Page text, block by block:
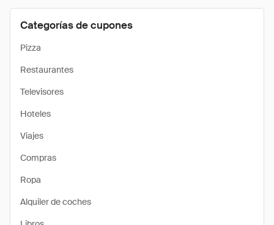
Categorías de cupones
Pizza
Restaurantes
Televisores
Hoteles
Viajes
Compras
Ropa
Alquiler de coches